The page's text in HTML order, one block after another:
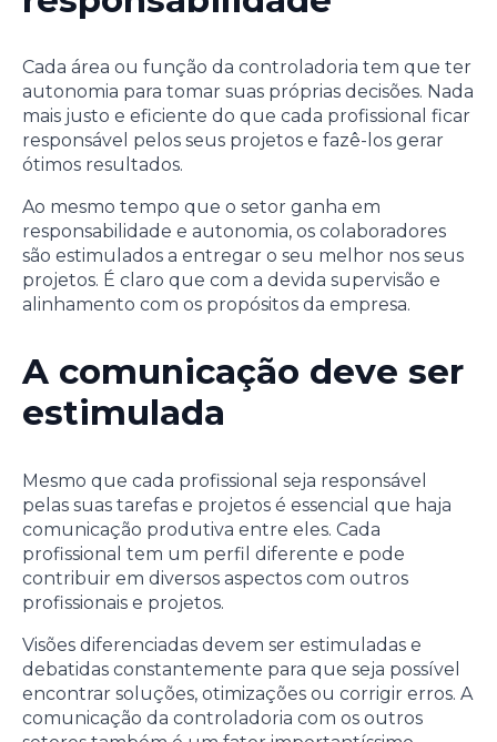
Cada área ou função da controladoria tem que ter
autonomia para tomar suas próprias decisões. Nada
mais justo e eficiente do que cada profissional ficar
responsável pelos seus projetos e fazê-los gerar
ótimos resultados.
Ao mesmo tempo que o setor ganha em
responsabilidade e autonomia, os colaboradores
são estimulados a entregar o seu melhor nos seus
projetos. É claro que com a devida supervisão e
alinhamento com os propósitos da empresa.
A comunicação deve ser
estimulada
Mesmo que cada profissional seja responsável
pelas suas tarefas e projetos é essencial que haja
comunicação produtiva entre eles. Cada
profissional tem um perfil diferente e pode
contribuir em diversos aspectos com outros
profissionais e projetos.
Visões diferenciadas devem ser estimuladas e
debatidas constantemente para que seja possível
encontrar soluções, otimizações ou corrigir erros. A
comunicação da controladoria com os outros